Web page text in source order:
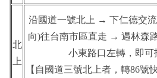
北
上
沿國道一號北上 → 下仁德交
向)往台南市區直走 → 遇林森
小東路口左轉，即可
【自國道三號北上者，轉86號